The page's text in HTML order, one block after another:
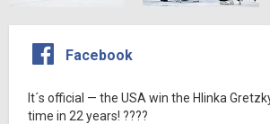
Facebook
It´s official — the USA win the Hlinka
time in 22 years! ????